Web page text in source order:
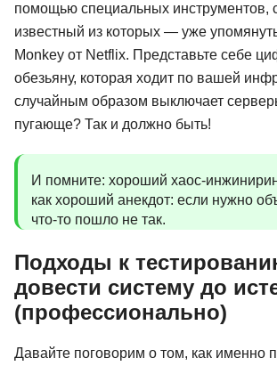
помощью специальных инструментов,
известный из которых — уже
Monkey от Netflix. Представьте себе
обезьяну, которая ходит по вашей
случайным образом выключает
пугающе? Так и должно быть!
И помните: хороший хаос-
как хороший анекдот: если нужно
что-то пошло не так.
Подходы к
довести систему до
(профессионально)
Давайте поговорим о том, как именно